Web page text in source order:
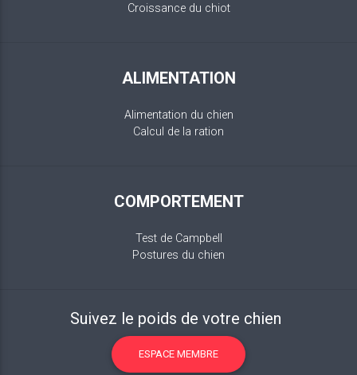
Croissance du chiot
ALIMENTATION
Alimentation du chien
Calcul de la ration
COMPORTEMENT
Test de Campbell
Postures du chien
Suivez le poids de votre chien
ESPACE MEMBRE